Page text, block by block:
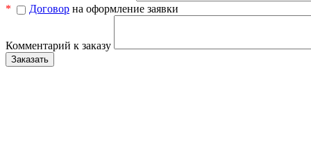
*
Договор на оформление заявки
Комментарий к заказу